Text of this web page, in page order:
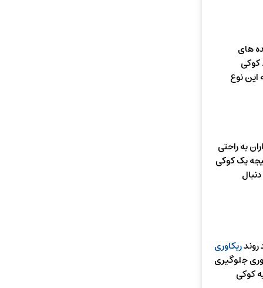
های
کوکی
این نوع
به راحتی
یک کوکی
ریکاوری
جلوگیری
کوکی